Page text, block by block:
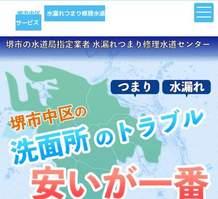
堺市中区
水漏れつまり修理水道
サービス
水回り修理は堺市中区水漏れつまり修理水道サービス｜水道局指定業者